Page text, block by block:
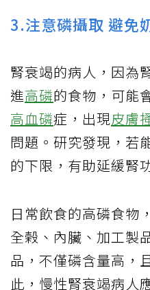
3.注意磷攝取 避免
腎衰竭的病人，因為
進高磷的食物，可能
高血磷症，出現皮膚
問題。研究發現，若
的下限，有助延緩腎
日常飲食的高磷食物
全榖、內臟、加工製
品，不僅磷含量高，
此，慢性腎衰竭病人